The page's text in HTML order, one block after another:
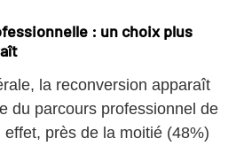
: un choix plus
la reconversion apparaît
du parcours professionnel de
près de la moitié (48%)